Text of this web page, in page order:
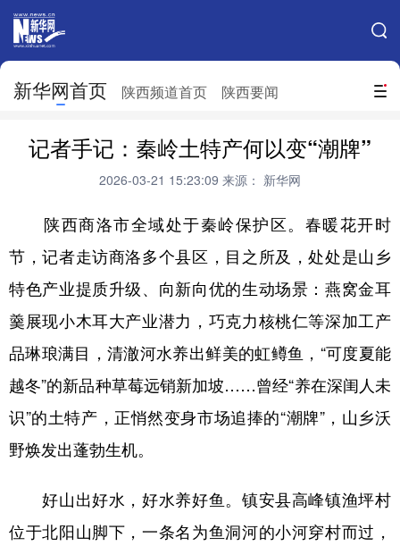
搜索
新华网首页 陕西频道首页 陕西要闻
网站地图
北京 天津 河北 山西
浙江 福建 江西
广东 广西 海南 重庆
四川 贵州 云南 西藏
陕西 甘肃 青海 宁夏
新疆 内蒙古 黑龙江
记者手记：秦岭土特产何以变“潮牌”
2026-03-21 15:23:09 来源： 新华网
陕西商洛市全域处于秦岭保护区。春暖花开时
节，记者走访商洛多个县区，目之所及，处处是山乡
特色产业提质升级、向新向优的生动场景：燕窝金耳
羹展现小木耳大产业潜力，巧克力核桃仁等深加工产
品琳琅满目，清澈河水养出鲜美的虹鳟鱼，“可度夏能
越冬”的新品种草莓远销新加坡……曾经“养在深闺人未
识”的土特产，正悄然变身市场追捧的“潮牌”，山乡沃
野焕发出蓬勃生机。
好山出好水，好水养好鱼。镇安县高峰镇渔坪村
位于北阳山脚下，一条名为鱼洞河的小河穿村而过，